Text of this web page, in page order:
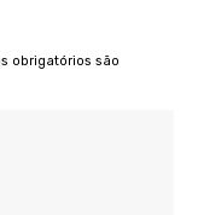
obrigatórios são